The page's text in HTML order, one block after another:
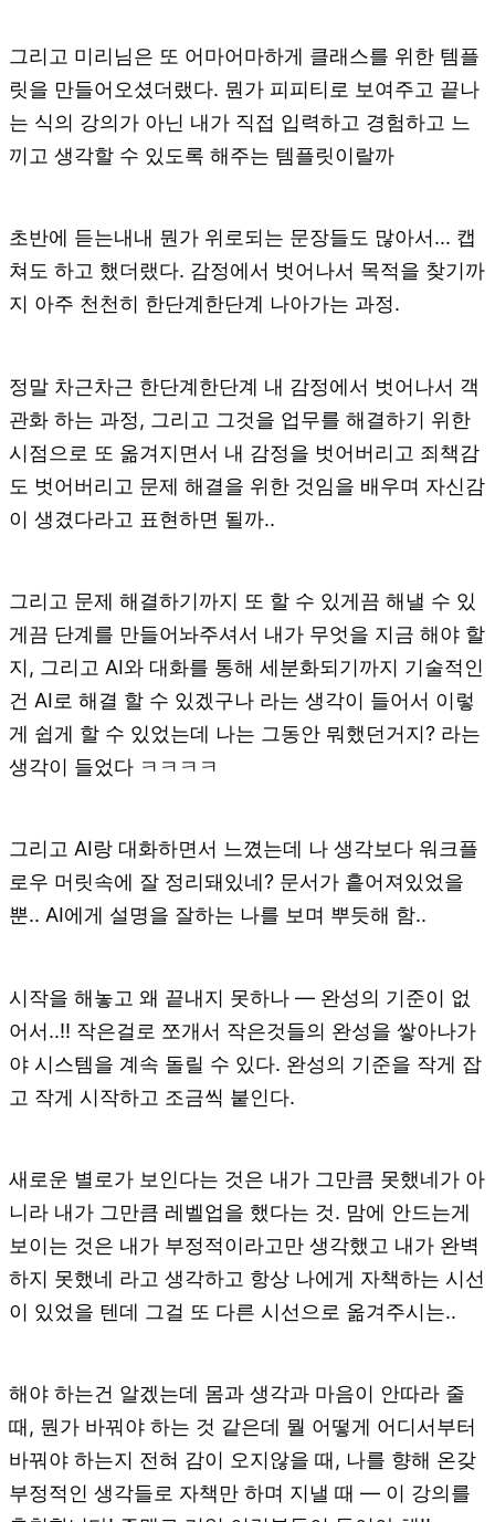
그리고 미리님은 또 어마어마하게 클래스를 위한 템플
릿을 만들어오셨더랬다. 뭔가 피피티로 보여주고 끝나
는 식의 강의가 아닌 내가 직접 입력하고 경험하고 느
끼고 생각할 수 있도록 해주는 템플릿이랄까
초반에 듣는내내 뭔가 위로되는 문장들도 많아서... 캡
쳐도 하고 했더랬다. 감정에서 벗어나서 목적을 찾기까
지 아주 천천히 한단계한단계 나아가는 과정.
정말 차근차근 한단계한단계 내 감정에서 벗어나서 객
관화 하는 과정, 그리고 그것을 업무를 해결하기 위한
시점으로 또 옮겨지면서 내 감정을 벗어버리고 죄책감
도 벗어버리고 문제 해결을 위한 것임을 배우며 자신감
이 생겼다라고 표현하면 될까..
그리고 문제 해결하기까지 또 할 수 있게끔 해낼 수 있
게끔 단계를 만들어놔주셔서 내가 무엇을 지금 해야 할
지, 그리고 AI와 대화를 통해 세분화되기까지 기술적인
건 AI로 해결 할 수 있겠구나 라는 생각이 들어서 이렇
게 쉽게 할 수 있었는데 나는 그동안 뭐했던거지? 라는
생각이 들었다 ㅋㅋㅋㅋ
그리고 AI랑 대화하면서 느꼈는데 나 생각보다 워크플
로우 머릿속에 잘 정리돼있네? 문서가 흩어져있었을
뿐.. AI에게 설명을 잘하는 나를 보며 뿌듯해 함..
시작을 해놓고 왜 끝내지 못하나 — 완성의 기준이 없
어서..!! 작은걸로 쪼개서 작은것들의 완성을 쌓아나가
야 시스템을 계속 돌릴 수 있다. 완성의 기준을 작게 잡
고 작게 시작하고 조금씩 붙인다.
새로운 별로가 보인다는 것은 내가 그만큼 못했네가 아
니라 내가 그만큼 레벨업을 했다는 것. 맘에 안드는게
보이는 것은 내가 부정적이라고만 생각했고 내가 완벽
하지 못했네 라고 생각하고 항상 나에게 자책하는 시선
이 있었을 텐데 그걸 또 다른 시선으로 옮겨주시는..
해야 하는건 알겠는데 몸과 생각과 마음이 안따라 줄
때, 뭔가 바꿔야 하는 것 같은데 뭘 어떻게 어디서부터
바꿔야 하는지 전혀 감이 오지않을 때, 나를 향해 온갖
부정적인 생각들로 자책만 하며 지낼 때 — 이 강의를